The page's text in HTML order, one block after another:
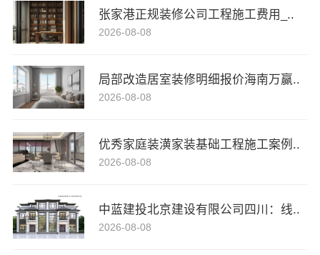
张家港正规装修公司工程施工费用_..
2026-08-08
局部改造居室装修明细报价海南万赢..
2026-08-08
优秀家庭装潢家装基础工程施工案例..
2026-08-08
中蓝建投北京建设有限公司四川：线..
2026-08-08